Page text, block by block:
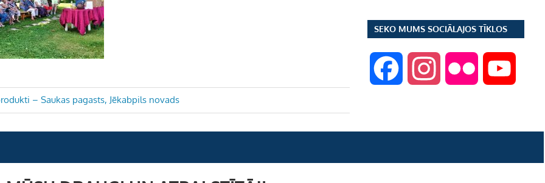
– Saukas pagasts, Jēkabpils novads
SEKO MUMS SOCIĀLAJOS TĪKLOS
c
e
s
t
i
c
u
T